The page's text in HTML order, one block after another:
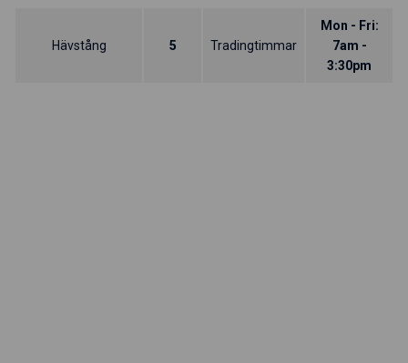
Hävstång 5 Tradingtimmar
Mon - Fri:
7am -
3:30pm